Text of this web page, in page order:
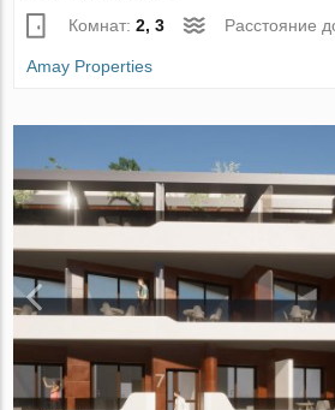
Комнат:2, 3 Расстояние
Amay Properties